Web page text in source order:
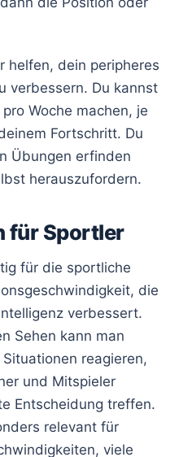
helfen, dein peripheres
verbessern. Du kannst
Woche machen, je
Fortschritt. Du
Übungen erfinden
herauszufordern.
für Sportler
für die sportliche
die
verbessert.
Sehen kann man
reagieren,
und Mitspieler
Entscheidung treffen.
relevant für
viele